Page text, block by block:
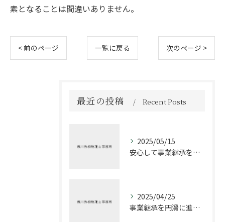
素となることは間違いありません。
< 前のページ 一覧に戻る 次のページ >
最近の投稿 Recent Posts
2025/05/15
安心して事業継承を進める方法
2025/04/25
事業継承を円滑に進めるための税理士の役割